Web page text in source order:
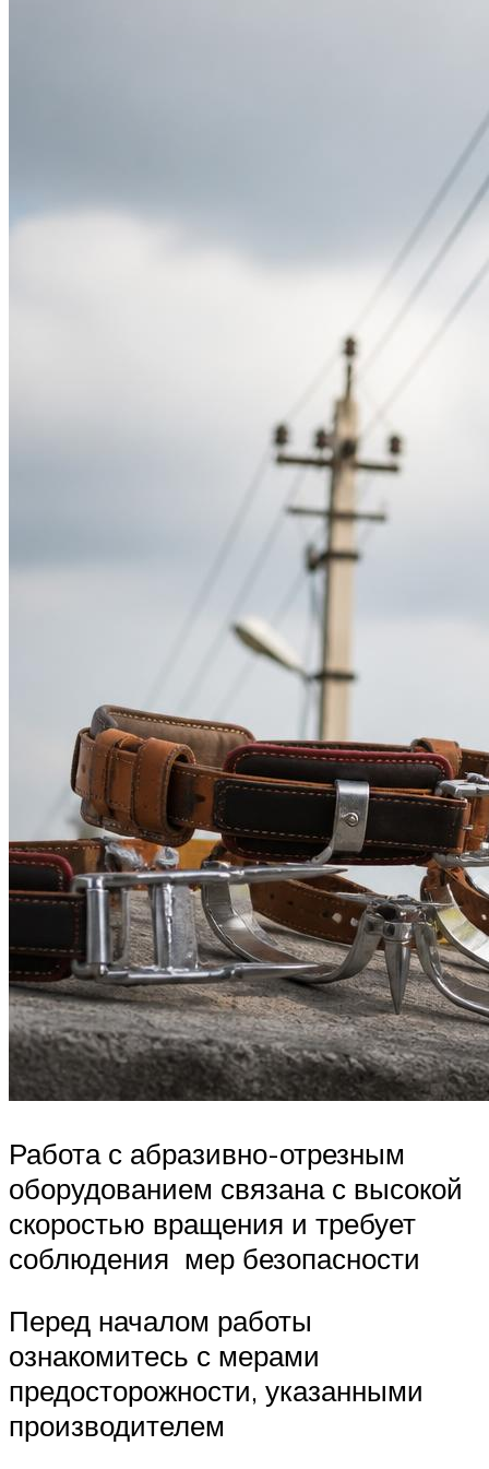
Работа с абразивно-отрезным
оборудованием связана с высокой
скоростью вращения и требует
соблюдения мер безопасности
Перед началом работы
ознакомитесь с мерами
предосторожности, указанными
производителем